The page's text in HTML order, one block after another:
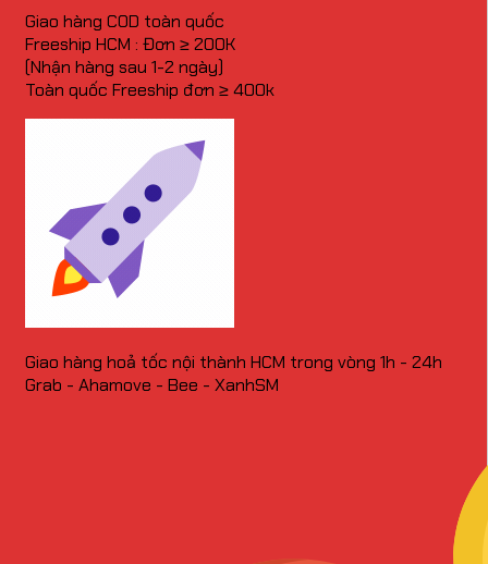
Giao hàng COD toàn quốc
Freeship HCM : Đơn ≥ 200K
(Nhận hàng sau 1-2 ngày)
Toàn quốc Freeship đơn ≥ 400k
Giao hàng hoả tốc nội thành HCM trong vòng 1h - 24h
Grab - Ahamove - Bee - XanhSM